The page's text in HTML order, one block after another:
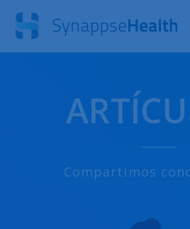
Compartimos